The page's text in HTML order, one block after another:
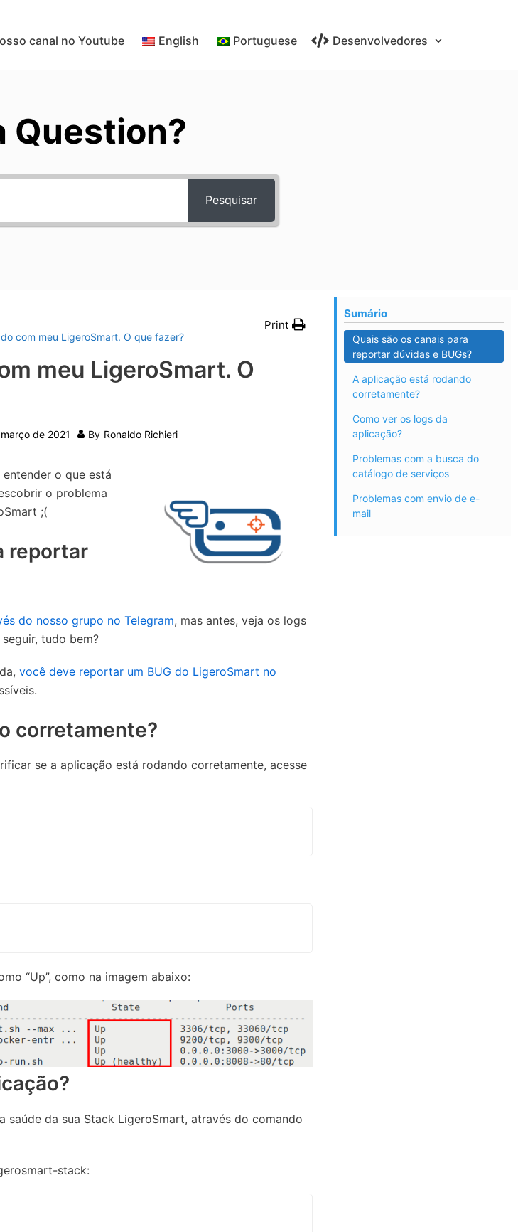
canal no Youtube English Portuguese Desenvolvedores
Question?
Pesquisar
com meu LigeroSmart. O que fazer?
Print
meu LigeroSmart. O
de 2021 By Ronaldo Richieri
o que está
o problema
;(
reportar
do nosso grupo no Telegram, mas antes, veja os logs
tudo bem?
você deve reportar um BUG do LigeroSmart no
corretamente?
se a aplicação está rodando corretamente, acesse
“Up”, como na imagem abaixo:
saúde da sua Stack LigeroSmart, através do comando
stack:
Sumário
Quais são os canais para
reportar dúvidas e BUGs?
A aplicação está rodando
corretamente?
Como ver os logs da
aplicação?
Problemas com a busca do
catálogo de serviços
Problemas com envio de e-
mail